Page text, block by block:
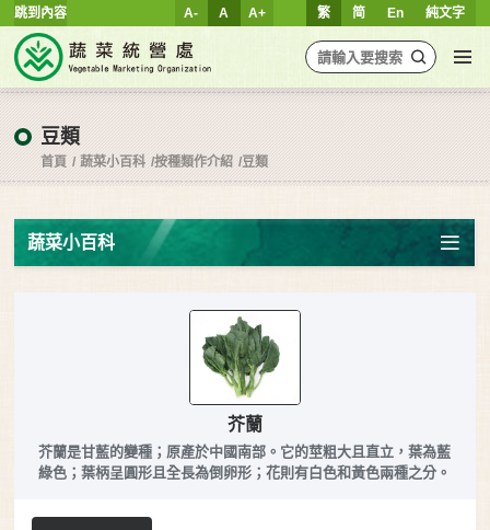
跳到內容 繁 简 En 純文字
A- A A+
豆類
首頁 蔬菜小百科 按種類作介紹 豆類
蔬菜小百科
芥蘭
芥蘭是甘藍的變種；原產於中國南部。它的莖粗大且直立，葉為藍
綠色；葉柄呈圓形且全長為倒卵形；花則有白色和黃色兩種之分。